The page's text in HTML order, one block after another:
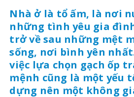
Nhà ở là tổ ấm, là nơi
những tình yêu gia
trở về sau những mệt
sống, nơi bình yên
việc lựa chọn gạch ốp
mệnh cũng là một yếu
dựng nên một không